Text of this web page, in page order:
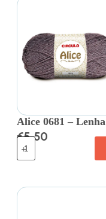
Alice 0681 – Lenha
€5.50